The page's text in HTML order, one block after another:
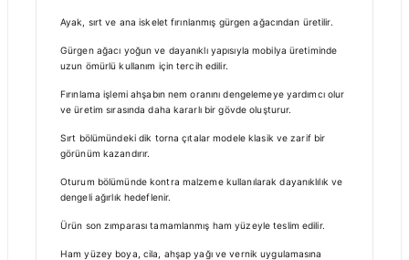
Ayak, sırt ve ana iskelet fırınlanmış gürgen ağacından üretilir.
Gürgen ağacı yoğun ve dayanıklı yapısıyla mobilya üretiminde
uzun ömürlü kullanım için tercih edilir.
Fırınlama işlemi ahşabın nem oranını dengelemeye yardımcı olur
ve üretim sırasında daha kararlı bir gövde oluşturur.
Sırt bölümündeki dik torna çıtalar modele klasik ve zarif bir
görünüm kazandırır.
Oturum bölümünde kontra malzeme kullanılarak dayanıklılık ve
dengeli ağırlık hedeflenir.
Ürün son zımparası tamamlanmış ham yüzeyle teslim edilir.
Ham yüzey boya, cila, ahşap yağı ve vernik uygulamasına